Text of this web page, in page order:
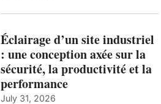
Éclairage d’un site industriel
: une conception axée sur la
sécurité, la productivité et la
performance
July 31, 2026